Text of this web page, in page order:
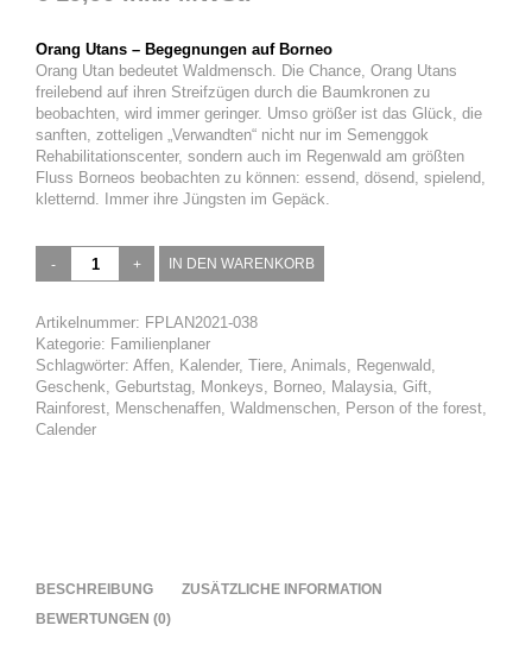
Orang Utans – Begegnungen auf Borneo
Orang Utan bedeutet Waldmensch. Die Chance, Orang Utans
freilebend auf ihren Streifzügen durch die Baumkronen zu
beobachten, wird immer geringer. Umso größer ist das Glück, die
sanften, zotteligen „Verwandten“ nicht nur im Semenggok
Rehabilitationscenter, sondern auch im Regenwald am größten
Fluss Borneos beobachten zu können: essend, dösend, spielend,
kletternd. Immer ihre Jüngsten im Gepäck.
Waldmenschen
-
Utans
auf
Borneo
Menge
IN DEN WARENKORB
Artikelnummer: FPLAN2021-038
Kategorie: Familienplaner
Schlagwörter: Affen, Kalender, Tiere, Animals, Regenwald,
Geschenk, Geburtstag, Monkeys, Borneo, Malaysia, Gift,
Rainforest, Menschenaffen, Waldmenschen, Person of the forest,
Calender
BESCHREIBUNG
ZUSÄTZLICHE INFORMATION
BEWERTUNGEN (0)